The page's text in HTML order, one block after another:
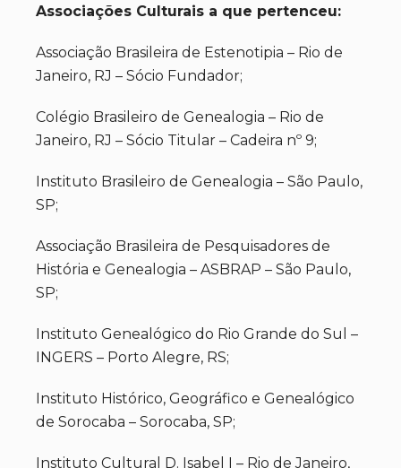
Associações Culturais a que pertenceu:
Associação Brasileira de Estenotipia – Rio de
Janeiro, RJ – Sócio Fundador;
Colégio Brasileiro de Genealogia – Rio de
Janeiro, RJ – Sócio Titular – Cadeira nº 9;
Instituto Brasileiro de Genealogia – São Paulo,
SP;
Associação Brasileira de Pesquisadores de
História e Genealogia – ASBRAP – São Paulo,
SP;
Instituto Genealógico do Rio Grande do Sul –
INGERS – Porto Alegre, RS;
Instituto Histórico, Geográfico e Genealógico
de Sorocaba – Sorocaba, SP;
Instituto Cultural D. Isabel I – Rio de Janeiro,